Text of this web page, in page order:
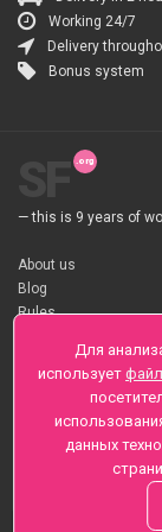
Working 24/7
Delivery
Bonus system
— this is 9 years of
About us
Blog
Rules
About flower Delivery
Payment
Telegramm
Sankt-Peterburg,
+7 (812) 425-01-16
Questions? Call 24
Для
использует
данных